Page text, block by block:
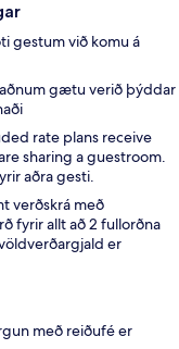
gestum við komu á
gætu verið þýddar
rate plans receive
sharing a guestroom.
aðra gesti.
verðskrá með
fyrir allt að 2 fullorðna
er
með reiðufé er